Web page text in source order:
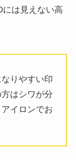
には見えない高
りやすい印
はシワが分
イロンでお